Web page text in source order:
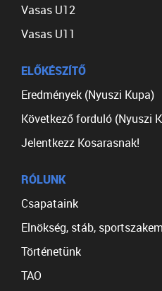
Vasas U12
Vasas U11
ELŐKÉSZÍTŐ
Eredmények (Nyuszi Kupa)
Következő forduló (Nyuszi
Jelentkezz Kosarasnak!
RÓLUNK
Csapataink
Elnökség, stáb,
Történetünk
TAO